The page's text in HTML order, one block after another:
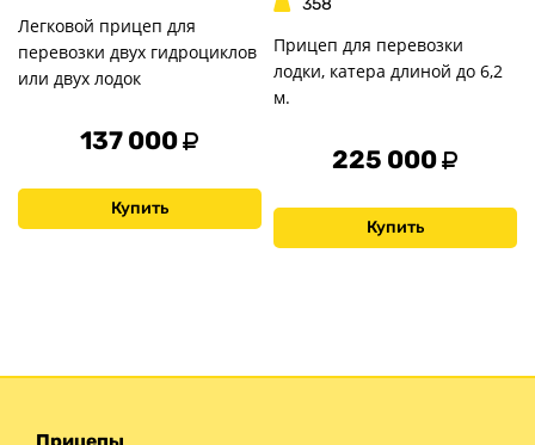
Легковой прицеп для
перевозки двух гидроциклов
или двух лодок
137 000
Купить
358
Прицеп для перевозки
лодки, катера длиной до 6,2
м.
225 000
Купить
Прицепы